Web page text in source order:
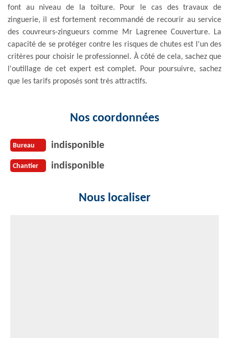
font au niveau de la toiture. Pour le cas des travaux de
zinguerie, il est fortement recommandé de recourir au service
des couvreurs-zingueurs comme Mr Lagrenee Couverture. La
capacité de se protéger contre les risques de chutes est l'un des
critères pour choisir le professionnel. À côté de cela, sachez que
l'outillage de cet expert est complet. Pour poursuivre, sachez
que les tarifs proposés sont très attractifs.
Nos coordonnées
Bureau indisponible
Chantier indisponible
Nous localiser